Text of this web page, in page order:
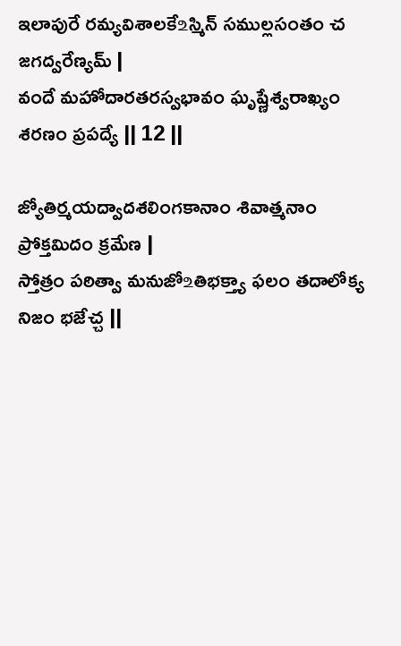
ఇలాపురే రమ్యవిశాలకే ‌உస్మిన్ సముల్లసంతం చ
జగద్వరేణ్యమ్ |
వందే మహోదారతరస్వభావం ఘృష్ణేశ్వరాఖ్యం
శరణం ప్రపద్యే || 12 ||
జ్యోతిర్మయద్వాదశలింగకానాం శివాత్మనాం
ప్రోక్తమిదం క్రమేణ |
స్తోత్రం పఠిత్వా మనుజో ‌உతిభక్త్యా ఫలం తదాలోక్య
నిజం భజేచ్చ ||